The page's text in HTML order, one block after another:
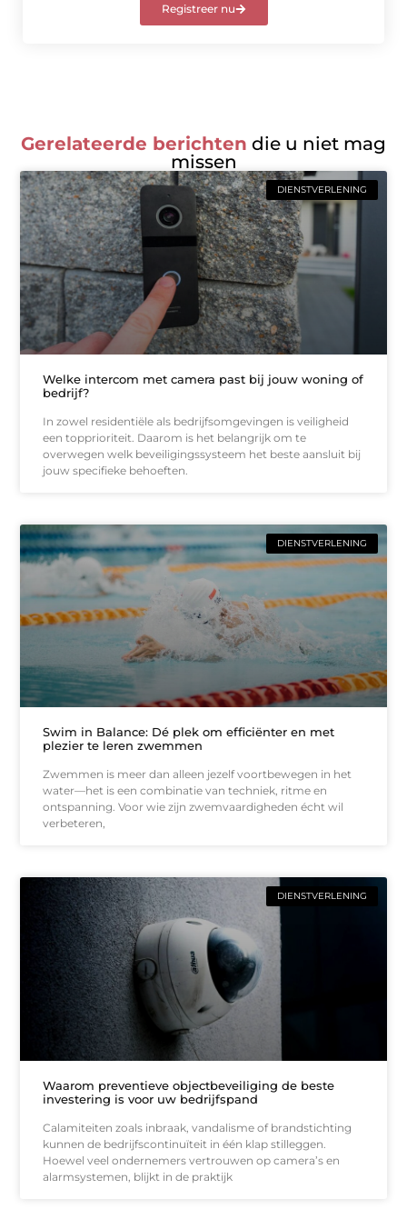
Registreer nu
Gerelateerde berichten die u niet mag
missen
DIENSTVERLENING
Welke intercom met camera past bij jouw woning of
bedrijf?
In zowel residentiële als bedrijfsomgevingen is veiligheid
een topprioriteit. Daarom is het belangrijk om te
overwegen welk beveiligingssysteem het beste aansluit bij
jouw specifieke behoeften.
DIENSTVERLENING
Swim in Balance: Dé plek om efficiënter en met
plezier te leren zwemmen
Zwemmen is meer dan alleen jezelf voortbewegen in het
water—het is een combinatie van techniek, ritme en
ontspanning. Voor wie zijn zwemvaardigheden écht wil
verbeteren,
DIENSTVERLENING
Waarom preventieve objectbeveiliging de beste
investering is voor uw bedrijfspand
Calamiteiten zoals inbraak, vandalisme of brandstichting
kunnen de bedrijfscontinuïteit in één klap stilleggen.
Hoewel veel ondernemers vertrouwen op camera’s en
alarmsystemen, blijkt in de praktijk